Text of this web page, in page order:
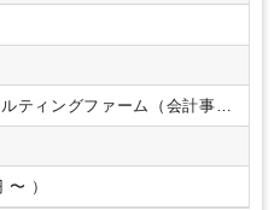
ティングファーム（会計事務
月給 20万円 〜 （年収 300万円 〜 ）